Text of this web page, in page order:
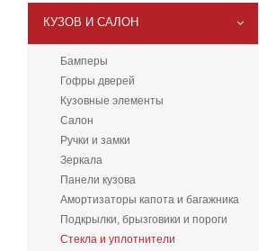
КУЗОВ И САЛОН
Бамперы
Гофры дверей
Кузовные элементы
Салон
Ручки и замки
Зеркала
Панели кузова
Амортизаторы капота и багажника
Подкрылки, брызговики и пороги
Стекла и уплотнители